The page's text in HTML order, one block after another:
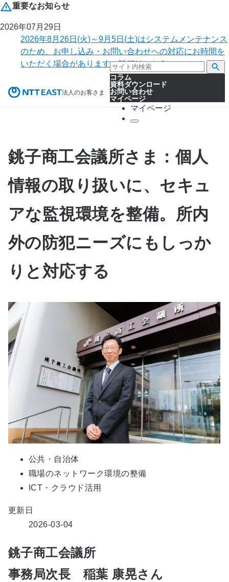
重要なお知らせ
2026年07月29日
2026年8月26日(火)～9月5日(土)はシステムメンテナンス
のため、お申し込み・お問い合わせへの対応にお時間を
いただく場合があります。詳細はこちら。
法人のお客さま
コラム
資料ダウンロード
お問い合わせ
マイページ
マイページ
銚子商工会議所さま：個人
情報の取り扱いに、セキュ
アな監視環境を整備。所内
外の防犯ニーズにもしっか
りと対応する
公共・自治体
職場のネットワーク環境の整備
ICT・クラウド活用
更新日
2026-03-04
銚子商工会議所
事務局次長 稲葉 康晃さん